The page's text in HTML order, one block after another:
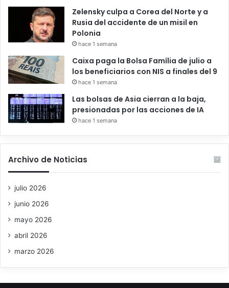
Zelensky culpa a Corea del Norte y a
Rusia del accidente de un misil en
Polonia
hace 1 semana
Caixa paga la Bolsa Família de julio a
los beneficiarios con NIS a finales del 9
hace 1 semana
Las bolsas de Asia cierran a la baja,
presionadas por las acciones de IA
hace 1 semana
Archivo de Noticias
julio 2026
junio 2026
mayo 2026
abril 2026
marzo 2026